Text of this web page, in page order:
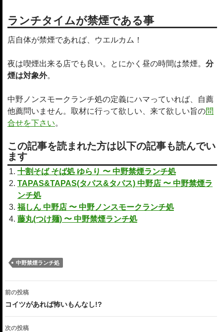
ランチタイムが禁煙である事
店自体が禁煙であれば、ウエルカム！
夜は喫煙出来る店でも良い。とにかく昼の時間は禁煙。 分
煙は対象外。
中野ノンスモークランチ処の定義にハマっていれば、自薦
他薦問いません。取材に行って欲しい、来て欲しい旨の問
合せを下さい。
この記事を読まれた方は以下の記事も読んでい
ます
十割そば そば処 ゆらり 〜 中野禁煙ランチ処
TAPAS&TAPAS(タパス&タパス) 中野店 〜 中野禁煙ラ
ンチ処
福しん 中野店 〜 中野ノンスモークランチ処
藤丸(つけ麺) 〜 中野禁煙ランチ処
中野禁煙ランチ処
投
稿
ナ
前の投稿
コイツがあれば怖いもんなし!?
次の投稿